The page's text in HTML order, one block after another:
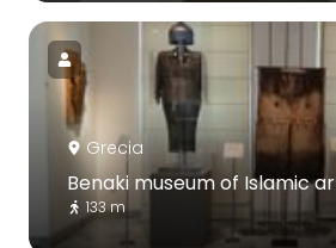
Grecia
Benaki museum of Islamic
133 m